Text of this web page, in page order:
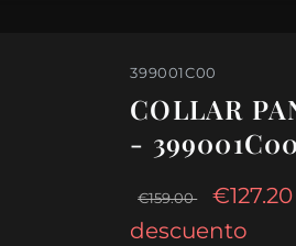
399001C00
COLLAR
- 399001C00
€159.00 €127.20
descuento